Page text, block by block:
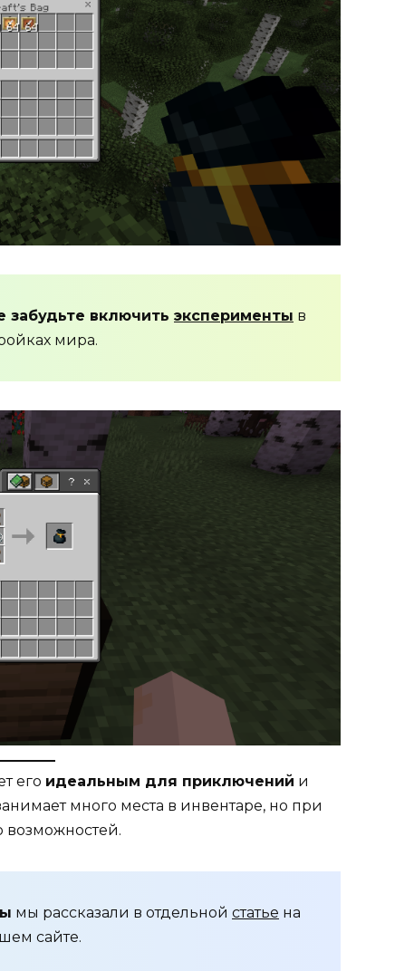
забудьте включить эксперименты в
мира.
его идеальным для приключений и
много места в инвентаре, но при
возможностей.
мы рассказали в отдельной статье на
сайте.